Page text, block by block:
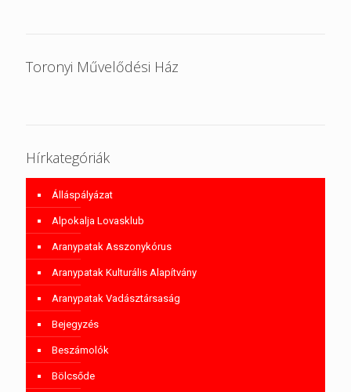
Toronyi Művelődési Ház
Hírkategóriák
Álláspályázat
Alpokalja Lovasklub
Aranypatak Asszonykórus
Aranypatak Kulturális Alapítvány
Aranypatak Vadásztársaság
Bejegyzés
Beszámolók
Bölcsőde